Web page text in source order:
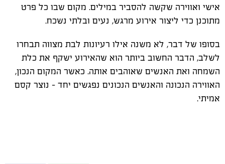
אישי ואווירה שקשה להסביר במילים. מקום שבו כל פרט
מתוכנן כדי ליצור אירוע מרגש, נעים ובלתי נשכח.
בסופו של דבר, לא משנה אילו רעיונות לבת מצווה תבחרו
לשלב, הדבר החשוב ביותר הוא שהאירוע ישקף את כלת
השמחה ואת האנשים שאוהבים אותה. כאשר המקום הנכון,
האווירה הנכונה והאנשים הנכונים נפגשים יחד – נוצר קסם
אמיתי.